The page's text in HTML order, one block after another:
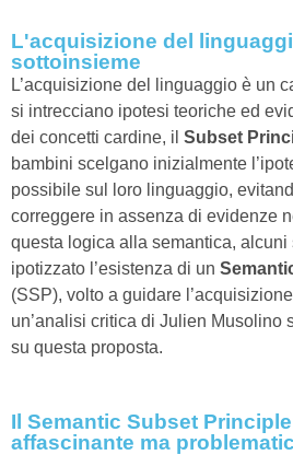
L'acquisizione del
sottoinsieme
L’acquisizione del linguaggio è un
si intrecciano ipotesi teoriche ed
dei concetti cardine, il Subset
bambini scelgano inizialmente
possibile sul loro linguaggio,
correggere in assenza di evidenze
questa logica alla semantica, alcuni
ipotizzato l’esistenza di un
(SSP), volto a guidare
un’analisi critica di Julien Musolino
su questa proposta.
Il Semantic Subset
affascinante ma